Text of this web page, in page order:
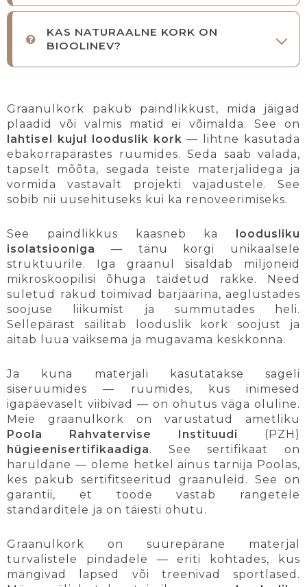
KAS NATURAALNE KORK ON
BIOOLINEV?
Graanulkork pakub paindlikkust, mida jäigad
plaadid või valmis matid ei võimalda. See on
lahtisel kujul looduslik kork — lihtne kasutada
ebakorrapärastes ruumides. Seda saab valada,
täpselt mõõta, segada teiste materjalidega ja
vormida vastavalt projekti vajadustele. See
sobib nii uusehituseks kui ka renoveerimiseks.
See paindlikkus kaasneb ka
loodusliku
isolatsiooniga
— tänu korgi unikaalsele
struktuurile. Iga graanul sisaldab miljoneid
mikroskoopilisi õhuga täidetud rakke. Need
suletud rakud toimivad barjäärina, aeglustades
soojuse liikumist ja summutades heli.
Sellepärast säilitab looduslik kork soojust ja
aitab luua vaiksema ja mugavama keskkonna.
Ja kuna materjali kasutatakse sageli
siseruumides — ruumides, kus inimesed
igapäevaselt viibivad — on ohutus väga oluline.
Meie graanulkork on varustatud ametliku
Poola Rahvatervise Instituudi
(PZH)
hügieenisertifikaadiga. See sertifikaat on
haruldane — oleme hetkel ainus tarnija Poolas,
kes pakub sertifitseeritud graanuleid. See on
garantii, et toode vastab rangetele
standarditele ja on täiesti ohutu.
Graanulkork on suurepärane materjal
turvalistele pindadele — eriti kohtades, kus
mängivad lapsed või treenivad sportlased.